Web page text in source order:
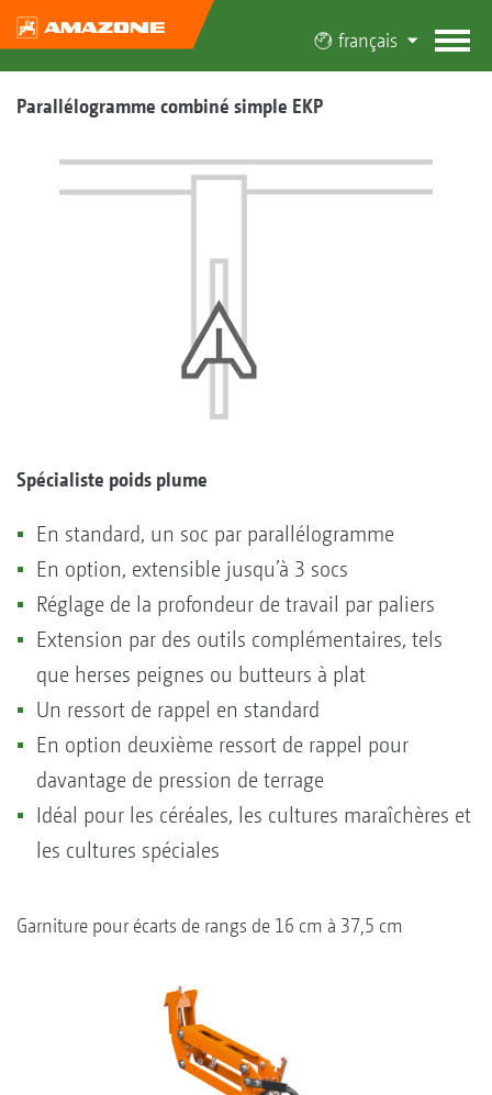
français
Parallélogramme combiné simple EKP
Spécialiste poids plume
En standard, un soc par parallélogramme
En option, extensible jusqu’à 3 socs
Réglage de la profondeur de travail par paliers
Extension par des outils complémentaires, tels
que herses peignes ou butteurs à plat
Un ressort de rappel en standard
En option deuxième ressort de rappel pour
davantage de pression de terrage
Idéal pour les céréales, les cultures maraîchères et
les cultures spéciales
Garniture pour écarts de rangs de 16 cm à 37,5 cm